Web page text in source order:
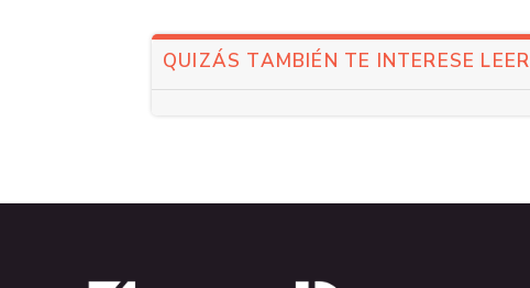
QUIZÁS TAMBIÉN TE INTERESE LEER